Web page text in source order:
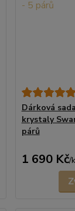
Dárková
krystaly
párů
1 690 Kč/